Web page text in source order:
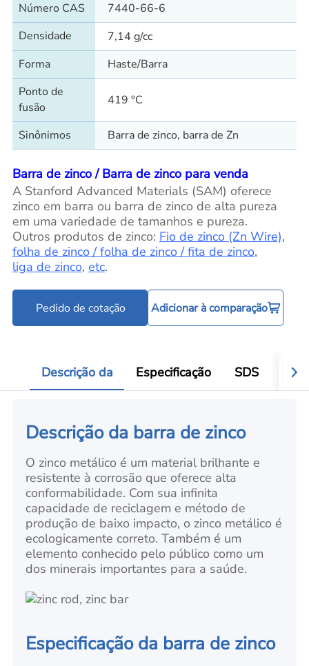
Número CAS
7440-66-6
Densidade
7,14 g/cc
Forma
Haste/Barra
Ponto de
fusão
419 °C
Sinônimos Barra de zinco, barra de Zn
Barra de zinco / Barra de zinco para venda
A Stanford Advanced Materials (SAM) oferece
zinco em barra ou barra de zinco de alta pureza
em uma variedade de tamanhos e pureza.
Outros produtos de zinco: Fio de zinco (Zn Wire),
folha de zinco / folha de zinco / fita de zinco,
liga de zinco, etc.
Pedido de cotação Adicionar à comparação
Descrição da Especificação SDS
Descrição da barra de zinco
O zinco metálico é um material brilhante e
resistente à corrosão que oferece alta
conformabilidade. Com sua infinita
capacidade de reciclagem e método de
produção de baixo impacto, o zinco metálico é
ecologicamente correto. Também é um
elemento conhecido pelo público como um
dos minerais importantes para a saúde.
Especificação da barra de zinco